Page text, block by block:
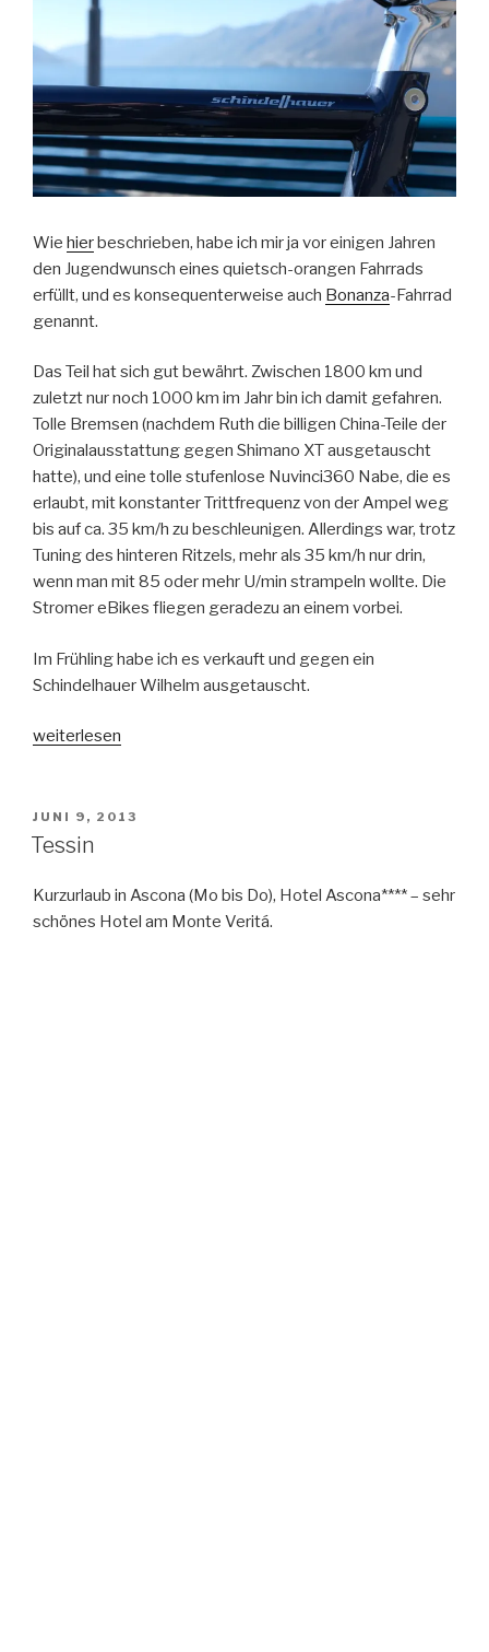
Wie hierbeschrieben, habe ich mir ja vor einigen Jahren
den Jugendwunsch eines quietsch-orangen Fahrrads
erfüllt, und es konsequenterweise auch Bonanza-Fahrrad
genannt.
Das Teil hat sich gut bewährt. Zwischen 1800 km und
zuletzt nur noch 1000 km im Jahr bin ich damit gefahren.
Tolle Bremsen (nachdem Ruth die billigen China-Teile der
Originalausstattung gegen Shimano XT ausgetauscht
hatte), und eine tolle stufenlose Nuvinci360 Nabe, die es
erlaubt, mit konstanter Trittfrequenz von der Ampel weg
bis auf ca. 35 km/h zu beschleunigen. Allerdings war, trotz
Tuning des hinteren Ritzels, mehr als 35 km/h nur drin,
wenn man mit 85 oder mehr U/min strampeln wollte. Die
Stromer eBikes fliegen geradezu an einem vorbei.
Im Frühling habe ich es verkauft und gegen ein
Schindelhauer Wilhelm ausgetauscht.
„Wilhelm
weiterlesen
VERÖFFENTLICHT
AM
JUNI 9, 2013
Tessin
Kurzurlaub in Ascona (Mo bis Do), Hotel Ascona**** – sehr
schönes Hotel am Monte Veritá.